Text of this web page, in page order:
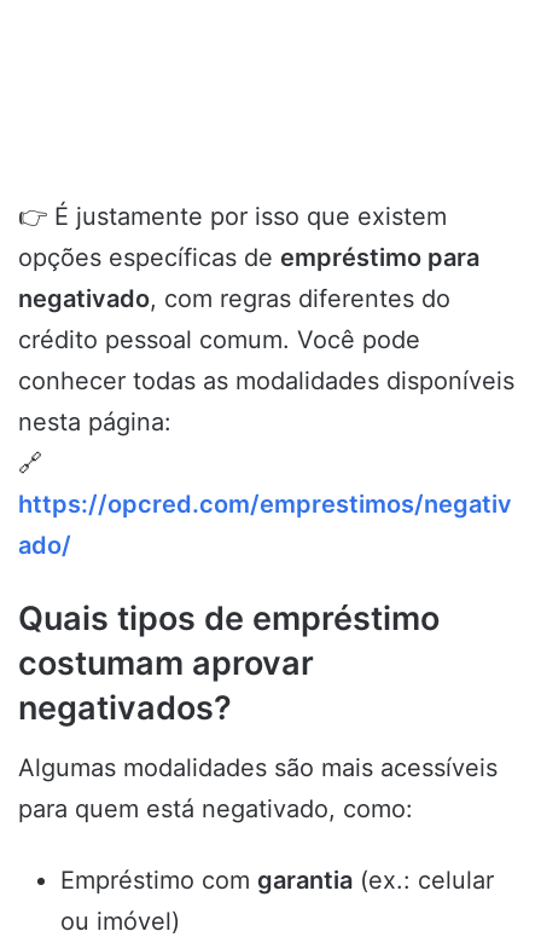
👉 É justamente por isso que existem
opções específicas de empréstimo para
negativado, com regras diferentes do
crédito pessoal comum. Você pode
conhecer todas as modalidades disponíveis
nesta página:
🔗
https://opcred.com/emprestimos/negativ
ado/
Quais tipos de empréstimo
costumam aprovar
negativados?
Algumas modalidades são mais acessíveis
para quem está negativado, como:
Empréstimo com garantia (ex.: celular
ou imóvel)